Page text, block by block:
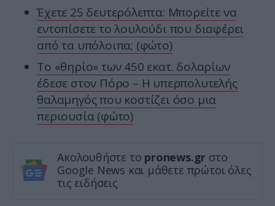
Έχετε 25 δευτερόλεπτα: Μπορείτε να
εντοπίσετε το λουλούδι που διαφέρει
από τα υπόλοιπα; (φώτο)
Το «θηρίο» των 450 εκατ. δολαρίων
έδεσε στον Πόρο – Η υπερπολυτελής
θαλαμηγός που κοστίζει όσο μια
περιουσία (φώτο)
Ακολουθήστε το pronews.gr στο
Google News και μάθετε πρώτοι όλες
τις ειδήσεις